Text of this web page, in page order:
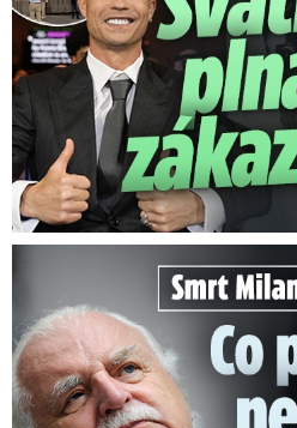
Smrt Milana Knížáka (†86): Co